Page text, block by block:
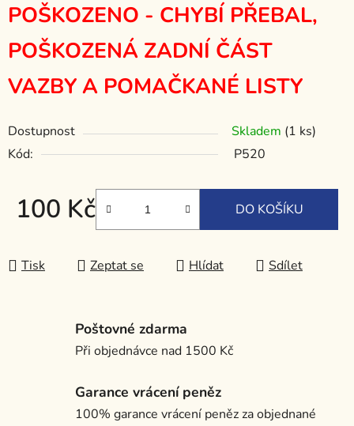
POŠKOZENO - CHYBÍ PŘEBAL,
POŠKOZENÁ ZADNÍ ČÁST
VAZBY A POMAČKANÉ LISTY
Dostupnost Skladem (1 ks)
Kód:
P520
100 Kč DO KOŠÍKU
Tisk Zeptat se Hlídat Sdílet
Poštovné zdarma
Při objednávce nad 1500 Kč
Garance vrácení peněz
100% garance vrácení peněz za objednané